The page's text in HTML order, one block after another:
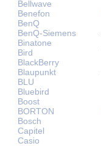
Bellwave
Benefon
BenQ
BenQ-Siemens
Binatone
Bird
BlackBerry
Blaupunkt
BLU
Bluebird
Boost
BORTON
Bosch
Capitel
Casio